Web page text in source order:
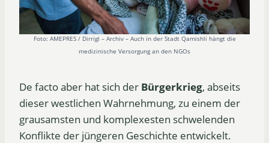
Foto: AMEPRES / Dirrigl – Archiv – Auch in der Stadt Qamishli hängt die
medizinische Versorgung an den NGOs
De facto aber hat sich der Bürgerkrieg, abseits
dieser westlichen Wahrnehmung, zu einem der
grausamsten und komplexesten schwelenden
Konflikte der jüngeren Geschichte entwickelt.